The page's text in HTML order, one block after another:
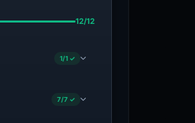
12/12
1/1 ✓
7/7 ✓